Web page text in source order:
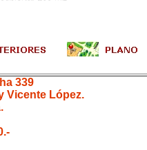
339
Vicente López.